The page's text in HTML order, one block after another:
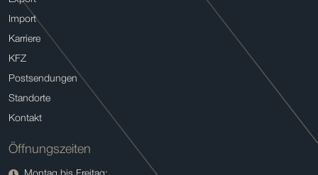
Import
Karriere
KFZ
Postsendungen
Standorte
Kontakt
Öffnungszeiten